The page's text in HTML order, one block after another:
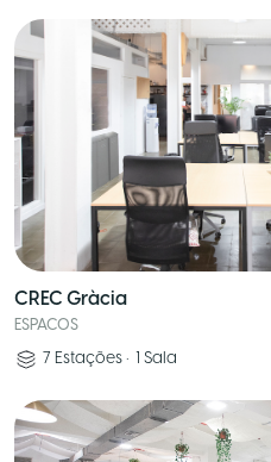
CREC Gràcia
ESPACOS
7 Estações • 1 Sala